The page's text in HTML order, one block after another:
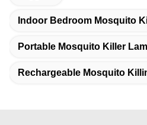
Indoor Bedroom Mosquito
Portable Mosquito Killer
Rechargeable Mosquito